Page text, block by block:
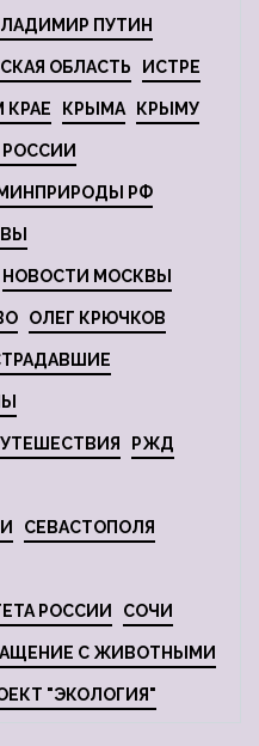
ПУТИН
ОБЛАСТЬ ИСТРЕ
КРАЕ КРЫМА КРЫМУ
РОССИИ
МИНПРИРОДЫ РФ
НОВОСТИ МОСКВЫ
ОЛЕГ КРЮЧКОВ
РЖД
СЕВАСТОПОЛЯ
РОССИИ СОЧИ
С ЖИВОТНЫМИ
"ЭКОЛОГИЯ"